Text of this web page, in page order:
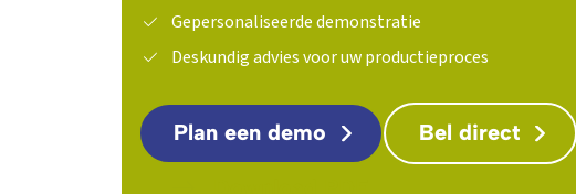
Gepersonaliseerde demonstratie
Deskundig advies voor uw productieproces
Plan een demo Bel direct